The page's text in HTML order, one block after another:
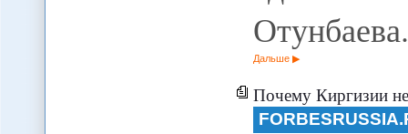
Дальше
Почему Киргизии не стать Швейцарией.